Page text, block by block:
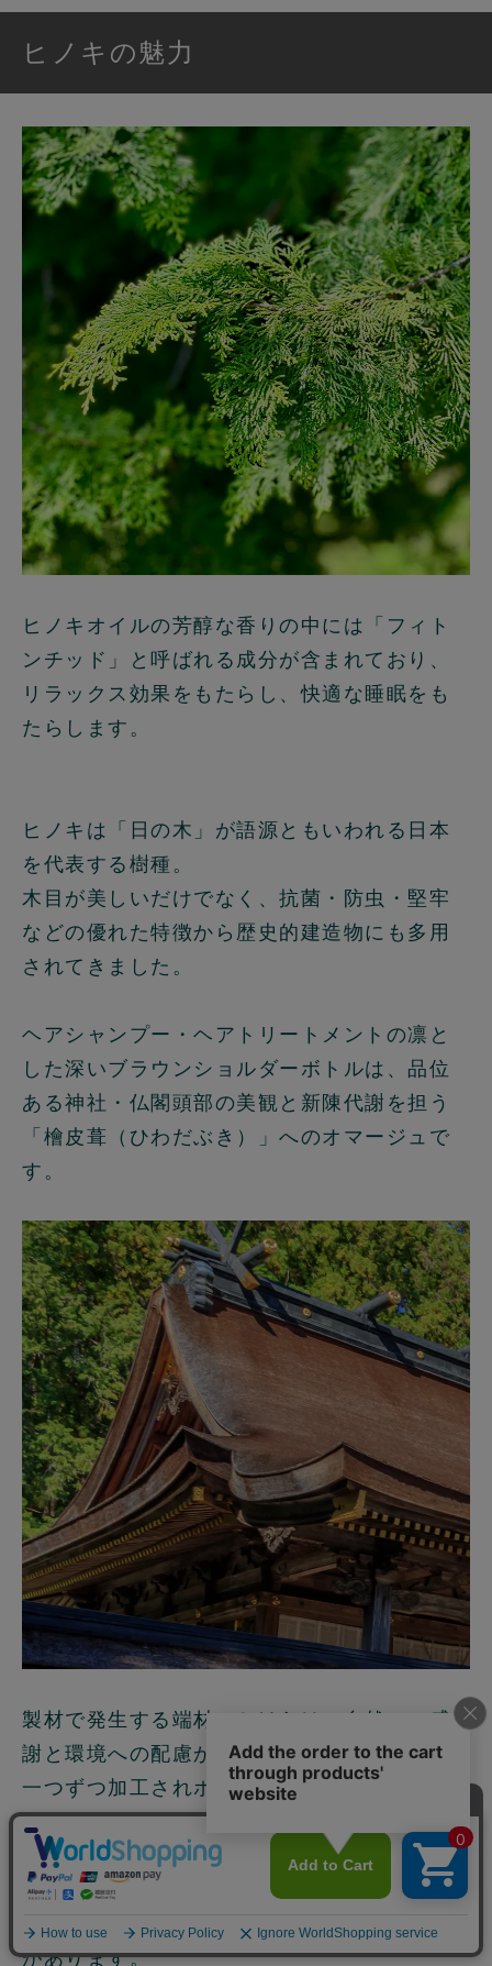
ヒノキの魅力
ヒノキオイルの芳醇な香りの中には「フィト
ンチッド」と呼ばれる成分が含まれており、
リラックス効果をもたらし、快適な睡眠をも
たらします。
ヒノキは「日の木」が語源ともいわれる日本
を代表する樹種。
木目が美しいだけでなく、抗菌・防虫・堅牢
などの優れた特徴から歴史的建造物にも多用
されてきました。
ヘアシャンプー・ヘアトリートメントの凛と
した深いブラウンショルダーボトルは、品位
ある神社・仏閣頭部の美観と新陳代謝を担う
「檜皮葺（ひわだぶき）」へのオマージュで
す。
製材で発生する端材のかけらは、自然への感
謝と環境への配慮から無駄にすることなく、
一つずつ加工されポンプヘッドに。
使うたびに本物のヒノキに触れ、木の温もり
とやさしさで自然を身近に感じられます。
シャンプー天面のヒノキ材には、丸いくぼみ
があります。